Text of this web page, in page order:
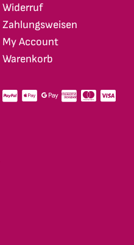
Widerruf
Zahlungsweisen
My Account
Warenkorb